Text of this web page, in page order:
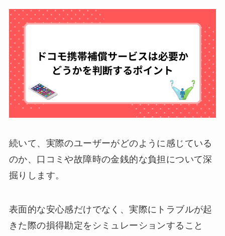
続いて、実際のユーザーがどのように感じている
のか、口コミや故障時の金銭的な負担について深
掘りします。
表面的な安心感だけでなく、実際にトラブルが起
きた際の損得勘定をシミュレーションすること